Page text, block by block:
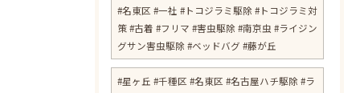
#名東区 #一社 #トコジラミ駆除 #トコジラミ対
策 #古着 #フリマ #害虫駆除 #南京虫 #ライジン
グサン害虫駆除 #ベッドバグ #藤が丘
#星ヶ丘 #千種区 #名東区 #名古屋ハチ駆除 #ラ